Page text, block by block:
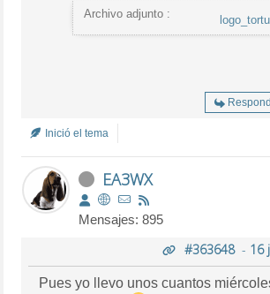
Archivo adjunto :
Inició el tema
EA3WX
Mensajes: 895
#363648- 16
Pues yo llevo unos cuantos